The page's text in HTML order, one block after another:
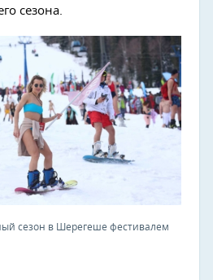
сезона.
сезон в Шерегеше фестивалем